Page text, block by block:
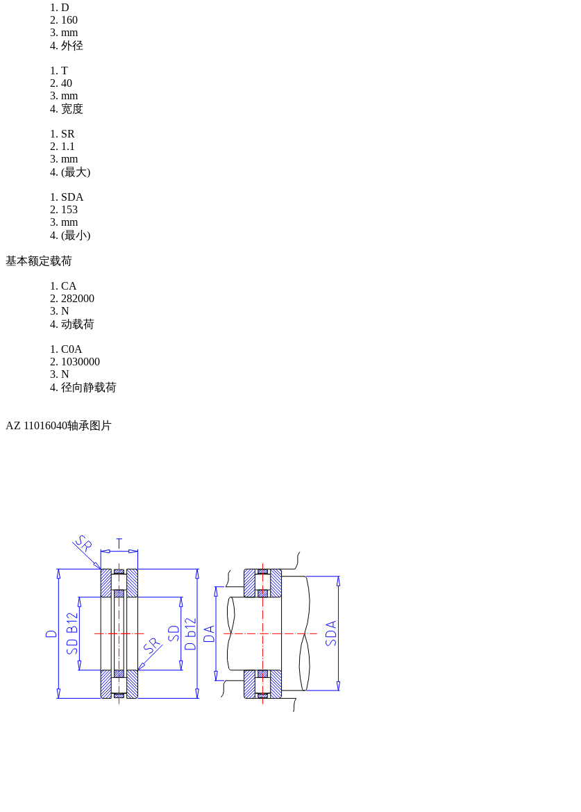
D
160
mm
外径
T
40
mm
宽度
SR
1.1
mm
(最大)
SDA
153
mm
(最小)
基本额定载荷
CA
282000
N
动载荷
C0A
1030000
N
径向静载荷
AZ 11016040轴承图片